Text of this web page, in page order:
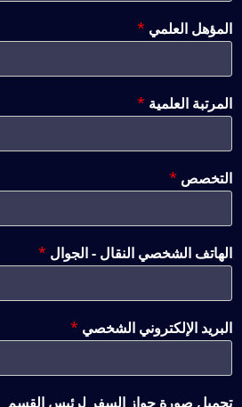
المؤهل العلمي *
المرتبة العلمية *
التخصص *
الهاتف الشخصي النقال - الجوال *
البريد الإلكتروني الشخصي *
تحميل صورة جواز السفر لرئيس القسم